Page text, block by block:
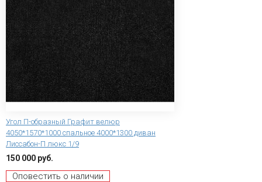
Угол П-образный Графит велюр
4050*1570*1000 спальное 4000*1300 диван
Лиссабон-П люкс 1/9
150 000 руб.
Оповестить о наличии